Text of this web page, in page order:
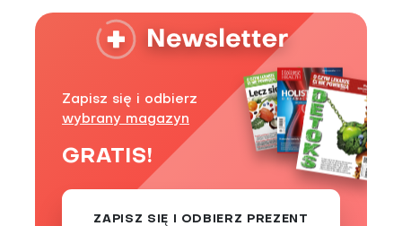
Zapisz się i odbierz
wybrany magazyn
GRATIS!
ZAPISZ SIĘ I ODBIERZ PREZENT